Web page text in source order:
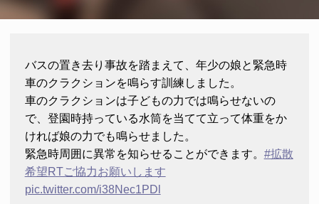
バスの置き去り事故を踏まえて、年少の娘と緊急時
車のクラクションを鳴らす訓練しました。
車のクラクションは子どもの力では鳴らせないの
で、登園時持っている水筒を当てて立って体重をか
ければ娘の力でも鳴らせました。
緊急時周囲に異常を知らせることができます。 #拡散
希望RTご協力お願いします
pic.twitter.com/i38Nec1PDl